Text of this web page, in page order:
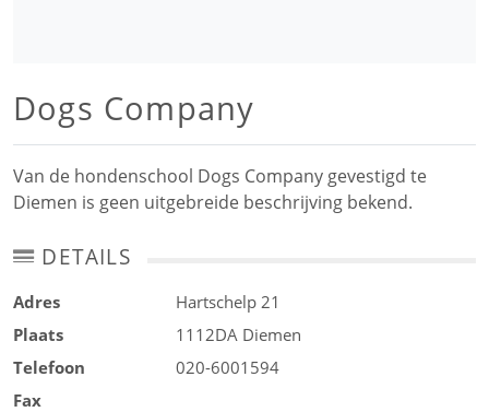
Dogs Company
Van de hondenschool Dogs Company gevestigd te
Diemen is geen uitgebreide beschrijving bekend.
DETAILS
Adres
Hartschelp 21
Plaats
1112DA Diemen
Telefoon
020-6001594
Fax